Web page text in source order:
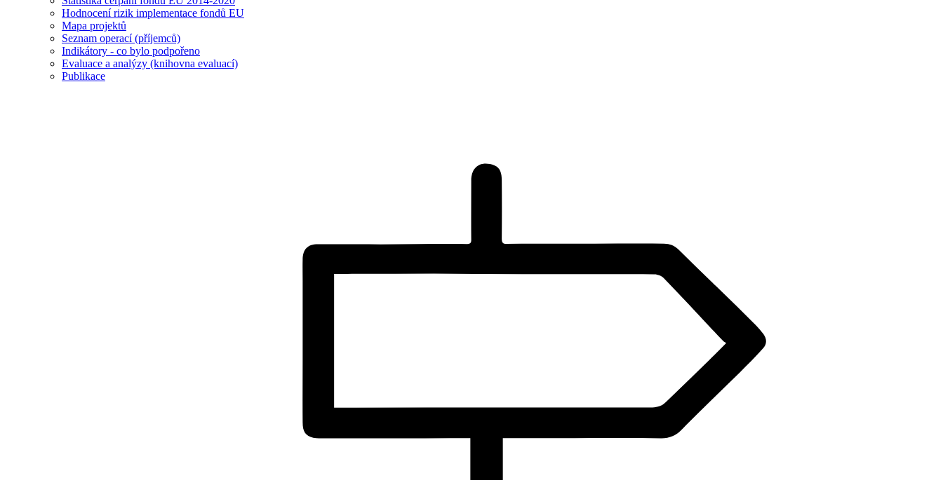
Hodnocení rizik implementace fondů EU
Mapa projektů
Seznam operací (příjemců)
Indikátory - co bylo podpořeno
Evaluace a analýzy (knihovna evaluací)
Publikace